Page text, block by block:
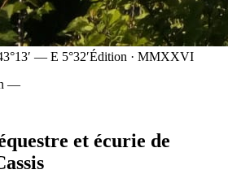
— E 5°32′Édition · MMXXVI
—
et écurie de